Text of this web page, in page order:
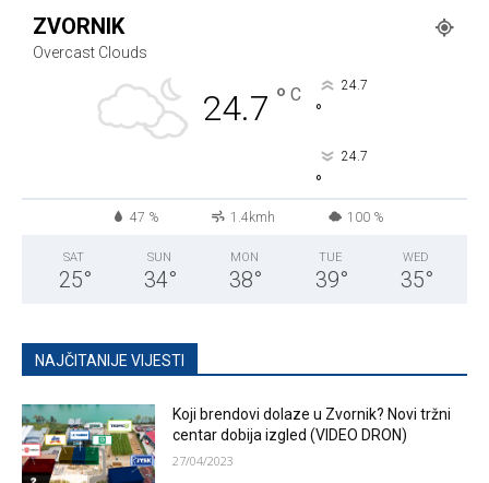
ZVORNIK
Overcast Clouds
24.7 ° C 24.7
°
24.7
°
47 % 1.4kmh 100 %
SAT
25°
SUN
34°
MON
38°
TUE
39°
WED
35°
NAJČITANIJE VIJESTI
Koji brendovi dolaze u Zvornik? Novi tržni
centar dobija izgled (VIDEO DRON)
27/04/2023